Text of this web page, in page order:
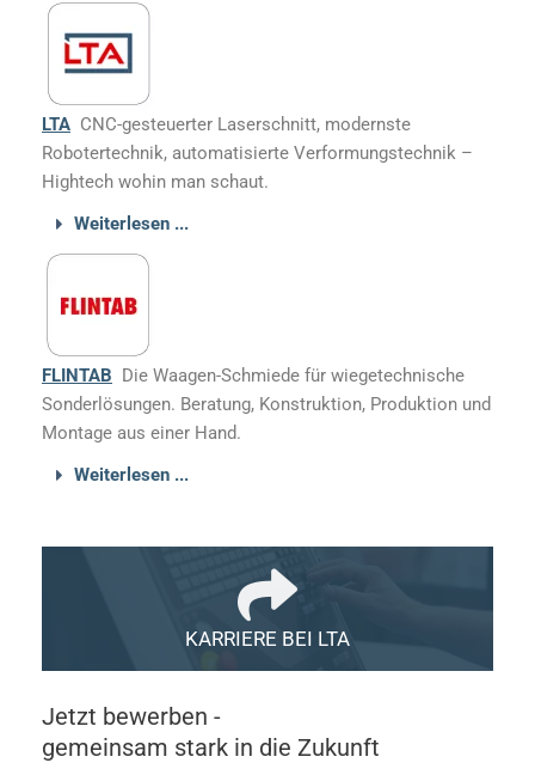
KARRIERE BEI LTA
Jetzt bewerben -
gemeinsam stark in die Zukunft
LTA CNC-gesteuerter Laserschnitt, modernste
Robotertechnik, automatisierte Verformungstechnik –
Hightech wohin man schaut.
Weiterlesen ...
FLINTAB Die Waagen-Schmiede für wiegetechnische
Sonderlösungen. Beratung, Konstruktion, Produktion und
Montage aus einer Hand.
Weiterlesen ...